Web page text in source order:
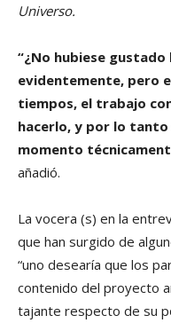
Universo.
“¿No hubiese gustado
evidentemente, pero
tiempos, el trabajo
hacerlo, y por lo
momento
añadió.
La vocera (s) en la
que han surgido de
“uno desearía que los
contenido del proyecto
tajante respecto de su